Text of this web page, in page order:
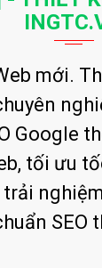
mới.
Google
tối ưu
SEO